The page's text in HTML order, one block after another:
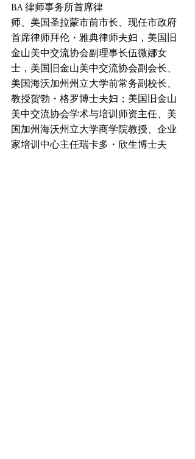
BA 律师事务所首席律
师、美国圣拉蒙市前市长、现任市政府
首席律师拜伦・雅典律师夫妇，美国旧
金山美中交流协会副理事长伍微娜女
士，美国旧金山美中交流协会副会长、
美国海沃加州州立大学前常务副校长、
教授贺勃・格罗博士夫妇；美国旧金山
美中交流协会学术与培训师资主任、美
国加州海沃州立大学商学院教授、企业
家培训中心主任瑞卡多・欣生博士夫